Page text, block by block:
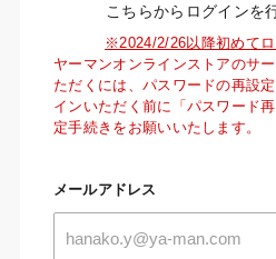
こちらからログインを
※2024/2/26以降初めて
ヤーマンオンラインストアのサ
ただくには、パスワードの再設
インいただく前に「パスワード
定手続きをお願いいたします。
メールアドレス